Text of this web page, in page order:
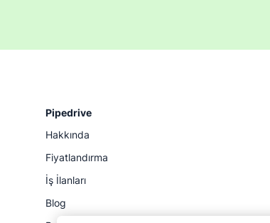
Pipedrive
Hakkında
Fiyatlandırma
İş İlanları
Blog